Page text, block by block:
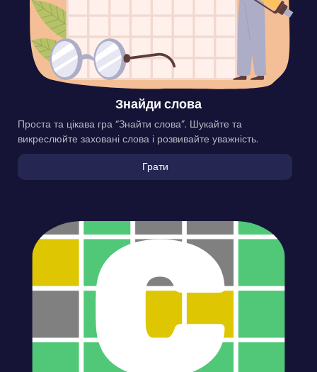
Знайди слова
Проста та цікава гра “Знайти слова”. Шукайте та
викреслюйте заховані слова і розвивайте уважність.
Грати